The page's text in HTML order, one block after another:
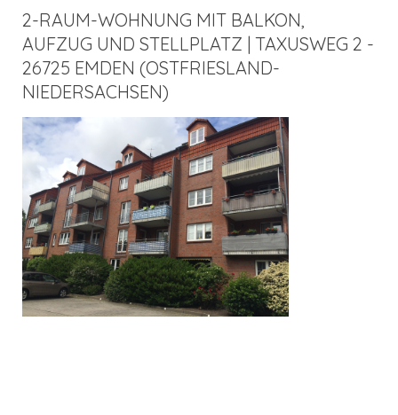
2-RAUM-WOHNUNG MIT BALKON,
AUFZUG UND STELLPLATZ | TAXUSWEG 2 -
26725 EMDEN (OSTFRIESLAND-
NIEDERSACHSEN)